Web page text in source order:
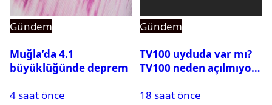
Gündem
Muğla’da 4.1
büyüklüğünde deprem
4 saat önce
Gündem
TV100 uyduda var mı?
TV100 neden açılmıyor?
18 saat önce